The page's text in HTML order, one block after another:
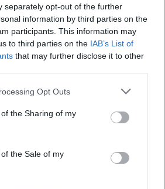
separately opt-out of the further
information by third parties on the
participants. This information may
to third parties on the IAB’s List of
that may further disclose it to other
Opt Outs
the Sharing of my
the Sale of my
a fiatal lányokat 14. rész
szóltam… – Miért nem hiszünk a
amikor segítséget kérnek?
kifejezések laza